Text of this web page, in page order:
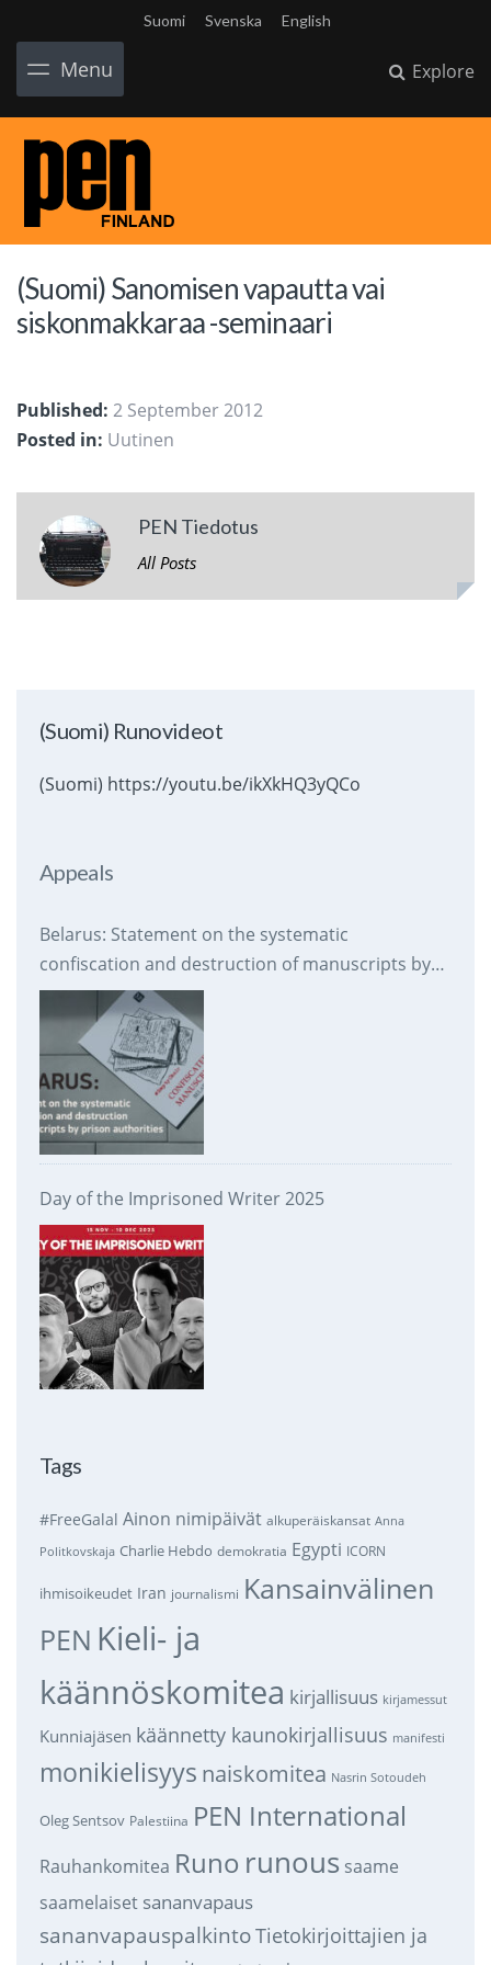
Suomi Svenska English
Menu Explore
(Suomi) Sanomisen vapautta vai
siskonmakkaraa -seminaari
Published: 2 September 2012
Posted in: Uutinen
PEN Tiedotus
All Posts
(Suomi) Runovideot
(Suomi) https://youtu.be/ikXkHQ3yQCo
Appeals
Belarus: Statement on the systematic
confiscation and destruction of manuscripts by
prison authorities
Day of the Imprisoned Writer 2025
Tags
#FreeGalal Ainon nimipäivät alkuperäiskansat Anna
Politkovskaja Charlie Hebdo demokratia Egypti ICORN
ihmisoikeudet Iran journalismi Kansainvälinen
PEN Kieli- ja
käännöskomitea kirjallisuus kirjamessut
Kunniajäsen käännetty kaunokirjallisuus manifesti
monikielisyys naiskomitea Nasrin Sotoudeh
Oleg Sentsov Palestiina PEN International
Rauhankomitea Runo runous saame
saamelaiset sananvapaus
sananvapauspalkintoTietokirjoittajien ja